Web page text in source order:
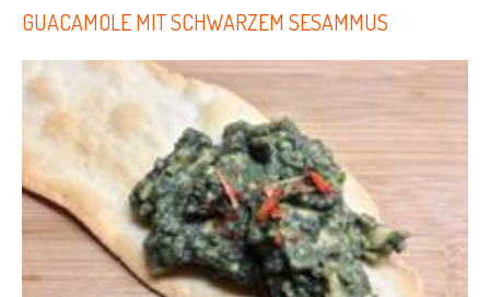
GUACAMOLE MIT SCHWARZEM SESAMMUS